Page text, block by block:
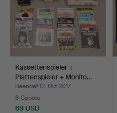
Kassettenspieler +
Plattenspieler + Monito…
Beendet 12. Okt 2017
8 Gebote
69 USD